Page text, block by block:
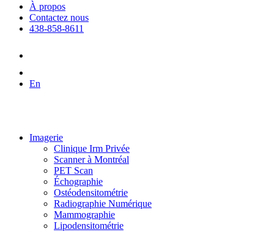
À propos
Contactez nous
438-858-8611
En
Imagerie
Clinique Irm Privée
Scanner à Montréal
PET Scan
Échographie
Ostéodensitométrie
Radiographie Numérique
Mammographie
Lipodensitométrie